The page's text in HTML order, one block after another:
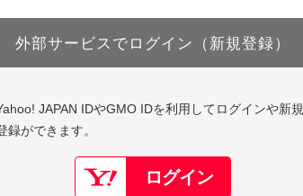
外部サービスでログイン（新規登録）
JAPAN IDやGMO IDを利用してログインや新規
録ができます。